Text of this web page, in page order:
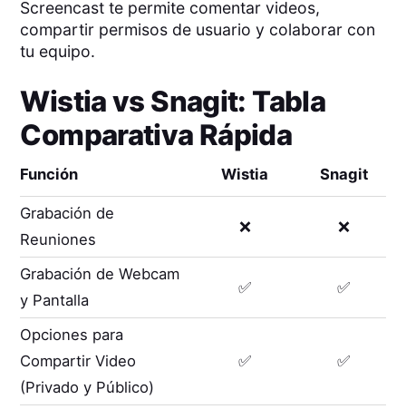
Screencast te permite comentar videos,
compartir permisos de usuario y colaborar con
tu equipo.
Wistiavs Snagit: Tabla
Comparativa Rápida
Función Wistia Snagit
Grabación de
Reuniones
❌ ❌
Grabación de Webcam
y Pantalla
✅ ✅
Opciones para
Compartir Video
(Privado y Público)
✅ ✅